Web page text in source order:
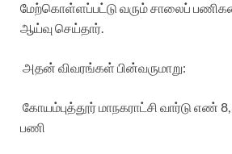
மேற்கொள்ளப்பட்டு வரும்சாலைப்
ஆய்வு செய்தார்
அதன் விவரங்கள் பின்வருமாறு:
கோயம்புத்தூர்மாநகராட்சி வார்டு எண் 8,
பணி